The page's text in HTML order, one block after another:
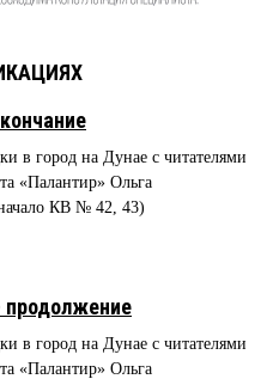
в город на Дунае с читателями
«Палантир» Ольга
КВ № 42, 43)
продолжение
в город на Дунае с читателями
«Палантир» Ольга